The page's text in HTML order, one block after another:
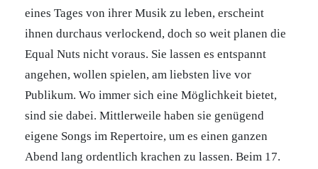
eines Tages von ihrer Musik zu leben, erscheint
ihnen durchaus verlockend, doch so weit planen die
Equal Nuts nicht voraus. Sie lassen es entspannt
angehen, wollen spielen, am liebsten live vor
Publikum. Wo immer sich eine Möglichkeit bietet,
sind sie dabei. Mittlerweile haben sie genügend
eigene Songs im Repertoire, um es einen ganzen
Abend lang ordentlich krachen zu lassen. Beim 17.